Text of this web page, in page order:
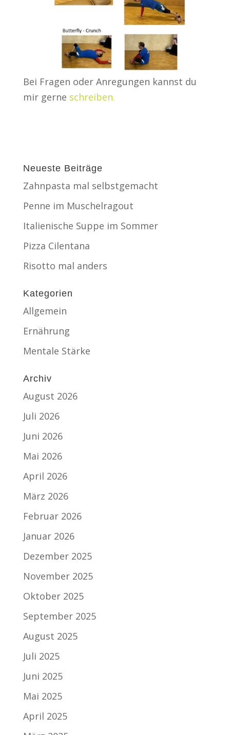
Bei Fragen oder Anregungen kannst du
mir gerne schreiben.
Neueste Beiträge
Zahnpasta mal selbstgemacht
Penne im Muschelragout
Italienische Suppe im Sommer
Pizza Cilentana
Risotto mal anders
Kategorien
Allgemein
Ernährung
Mentale Stärke
Archiv
August 2026
Juli 2026
Juni 2026
Mai 2026
April 2026
März 2026
Februar 2026
Januar 2026
Dezember 2025
November 2025
Oktober 2025
September 2025
August 2025
Juli 2025
Juni 2025
Mai 2025
April 2025